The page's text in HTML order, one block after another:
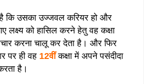
है कि उसका उज्जवल करियर हो और
लक्ष्य को हासिल करने हेतु वह कक्षा
करना चालू कर देता है। और फिर
पर ही वह 12वींकक्षा में अपने पसंदीदा
है।